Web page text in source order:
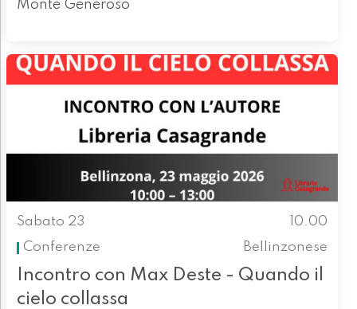
Monte Generoso
Sabato 23
10.00
Conferenze
Bellinzonese
Incontro con Max Deste - Quando il
cielo collassa